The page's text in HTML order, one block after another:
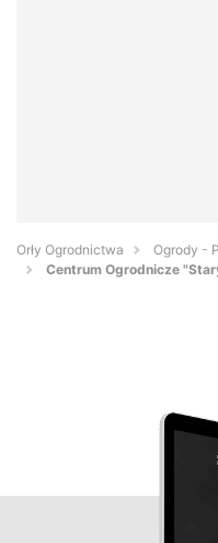
Orły Ogrodnictwa
Ogrody -
Centrum Ogrodnicze